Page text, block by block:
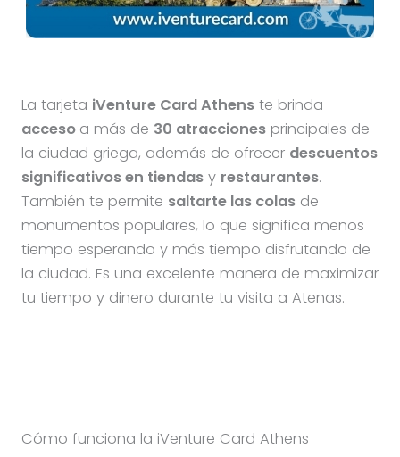
La tarjeta iVenture Card Athenste brinda
acceso a más de 30 atraccionesprincipales de
la ciudad griega, además de ofrecer descuentos
significativos en tiendasy restaurantes.
También te permite saltarte las colasde
monumentos populares, lo que significa menos
tiempo esperando y más tiempo disfrutando de
la ciudad. Es una excelente manera de maximizar
tu tiempo y dinero durante tu visita a Atenas.
Cómo funciona la iVenture Card Athens